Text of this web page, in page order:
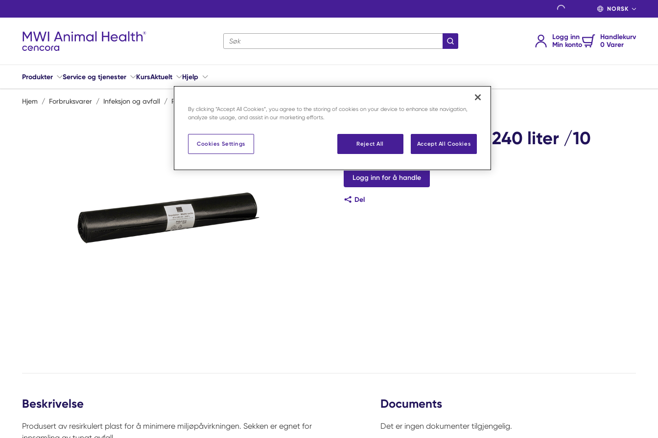
SPRÅK
Nettstedsøk
send søk
Logg inn
Min konto
Handlekurv
0 Varer
Produkter Service og tjenester KursAktuelt Hjelp
Hjem / Forbruksvarer / Infeksjon og avfall / Plastposer og avfall
Avfallssekker sort 240 liter /10
Logg inn for å handle
Del
Beskrivelse
Produsert av resirkulert plast for å minimere miljøpåvirkningen. Sekken er egnet for
Documents
Det er ingen dokumenter tilgjengelig.
By clicking “Accept All Cookies”, you agree to the storing of cookies on your device to enhance site navigation,
analyze site usage, and assist in our marketing efforts.
Reject All Accept All Cookies
Cookies Settings